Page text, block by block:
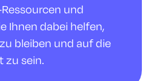
und
Ihnen dabei helfen,
bleiben und auf die
zu sein.